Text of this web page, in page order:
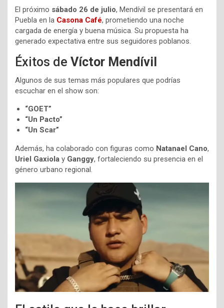
El próximo sábado 26 de julio, Mendívil se presentará en
Puebla en la Casona Café, prometiendo una noche
cargada de energía y buena música. Su propuesta ha
generado expectativa entre sus seguidores poblanos.
Éxitos de Víctor Mendívil
Algunos de sus temas más populares que podrías
escuchar en el show son:
“GOET”
“Un Pacto”
“Un Scar”
Además, ha colaborado con figuras como Natanael Cano,
Uriel Gaxiola y Ganggy, fortaleciendo su presencia en el
género urbano regional.